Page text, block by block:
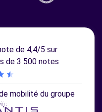
de 4,4/5 sur
de 3 500 notes
mobilité du groupe